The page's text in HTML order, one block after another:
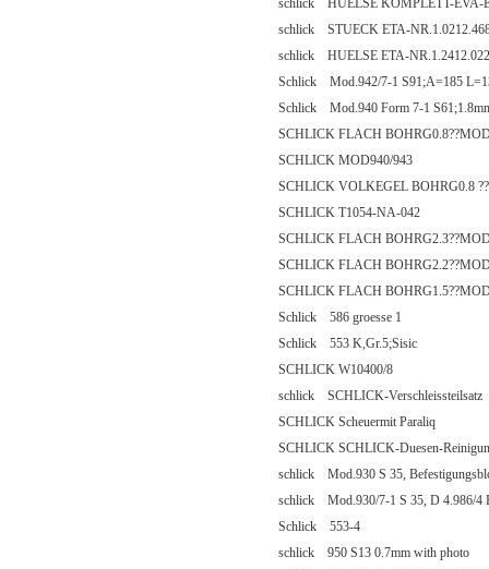
schlick HUELSE KOMPLETT-EVA-
schlick STUECK ETA-
schlick HUELSE ETA-
Schlick Mod.942/7-1 S91;A=185
Schlick Mod.940 Form 7-1
SCHLICK FLACH
SCHLICK MOD940/943
SCHLICK VOLKEGEL BOHRG0.8
SCHLICK T1054-NA-042
SCHLICK FLACH
SCHLICK FLACH
SCHLICK FLACH
Schlick 586 groesse 1
Schlick 553 K,Gr.5;Sisic
SCHLICK W10400/8
schlick SCHLICK-Verschleissteilsatz
SCHLICK Scheuermit Paraliq
SCHLICK SCHLICK-Duesen-
schlick Mod.930 S 35,
schlick Mod.930/7-1 S 35, D 4.986/4
Schlick 553-4
schlick 950 S13 0.7mm with photo